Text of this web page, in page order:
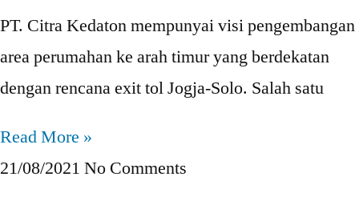
PT. Citra Kedaton mempunyai visi pengembangan
area perumahan ke arah timur yang berdekatan
dengan rencana exit tol Jogja-Solo. Salah satu
Read More »
21/08/2021 No Comments